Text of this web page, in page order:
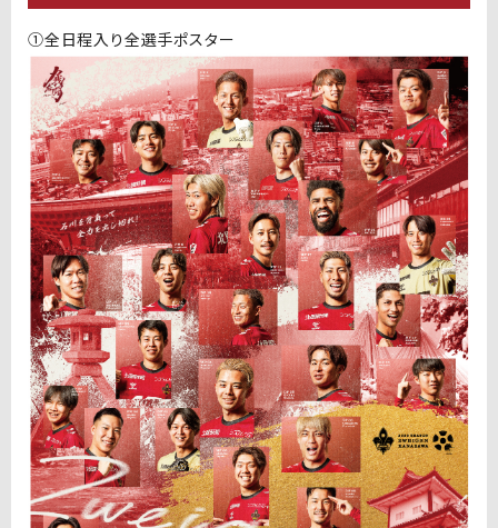
①全日程入り全選手ポスター